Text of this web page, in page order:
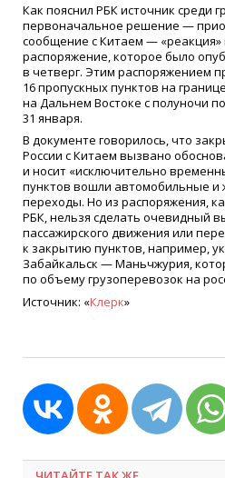
Как пояснил РБК источник среди
первоначальное решение —
сообщение с Китаем — «реакция»
распоряжение, которое было
в четверг. Этим распоряжением
16 пропускных пунктов на
на Дальнем Востоке с полуночи
31 января.
В документе говорилось, что
России с Китаем вызвано
и носит «исключительно
пунктов вошли автомобильные
переходы. Но из распоряжения,
РБК, нельзя сделать очевидный
пассажирского движения или
к закрытию пунктов, например,
Забайкальск — Маньчжурия,
по объему грузоперевозок на
Источник: «Клерк»